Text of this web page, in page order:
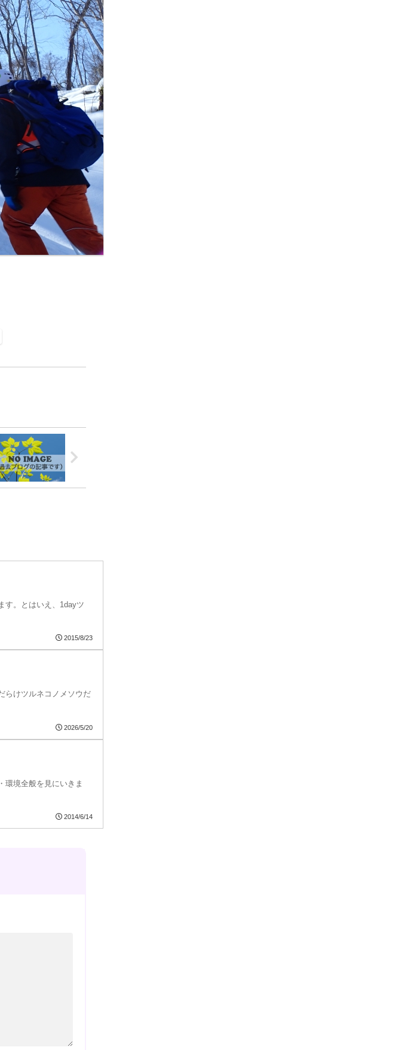
す。とはいえ、1dayツ
2015/8/23
らけツルネコノメソウだ
2026/5/20
環境全般を見にいきま
2014/6/14